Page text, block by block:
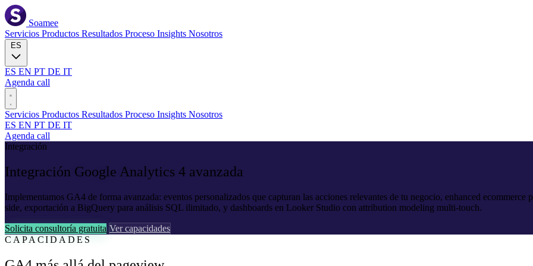
Soamee
Servicios Productos Resultados Proceso Insights Nosotros
ES EN PT DE IT
Agenda call
Servicios Productos Resultados Proceso Insights Nosotros
ES EN PT DE IT
Agenda call
Integración
Integración Google Analytics 4 avanzada
Implementamos GA4 de forma avanzada: eventos personalizados que capturan las acciones relevantes de tu negocio, enhanced
side, exportación a BigQuery para análisis SQL ilimitado, y dashboards en Looker Studio con attribution modeling multi-touch.
Solicita consultoría gratuita Ver capacidades
CAPACIDADES